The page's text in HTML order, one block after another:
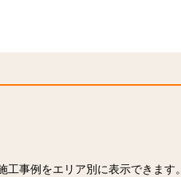
事例をエリア別に表示できます。